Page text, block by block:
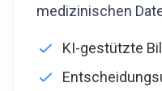
medizinischen
KI-gestützte